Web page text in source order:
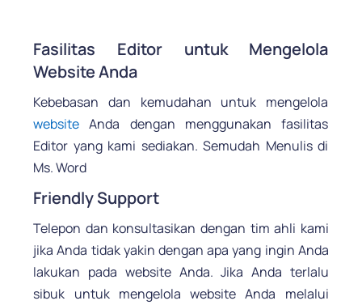
Fasilitas Editor untuk Mengelola
Website Anda
Kebebasan dan kemudahan untuk mengelola
website Anda dengan menggunakan fasilitas
Editor yang kami sediakan. Semudah Menulis di
Ms. Word
Friendly Support
Telepon dan konsultasikan dengan tim ahli kami
jika Anda tidak yakin dengan apa yang ingin Anda
lakukan pada website Anda. Jika Anda terlalu
sibuk untuk mengelola website Anda melalui